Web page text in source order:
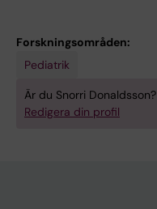
Forskningsområden:
Pediatrik
Är du Snorri Donaldsson?
Redigera din profil